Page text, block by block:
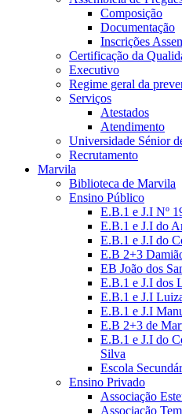
Composição
Documentação
Inscrições
Certificação da
Executivo
Regime geral da
Serviços
Atestados
Atendimento
Universidade Sénior
Recrutamento
Marvila
Biblioteca de Marvila
Ensino Público
E.B.1 e J.I Nº
E.B.1 e J.I do
E.B.1 e J.I do
E.B 2+3
EB João dos
E.B.1 e J.I dos
E.B.1 e J.I
E.B.1 e J.I
E.B 2+3 de
E.B.1 e J.I do
Silva
Escola
Ensino Privado
Associação
Associação